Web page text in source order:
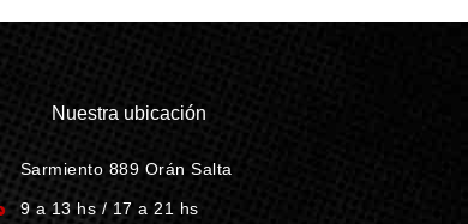
Nuestra ubicación
Sarmiento 889 Orán Salta
9 a 13 hs / 17 a 21 hs